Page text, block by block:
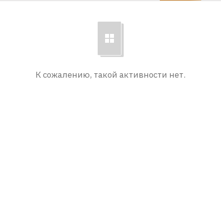
Экранизации
К сожалению, такой активности нет.